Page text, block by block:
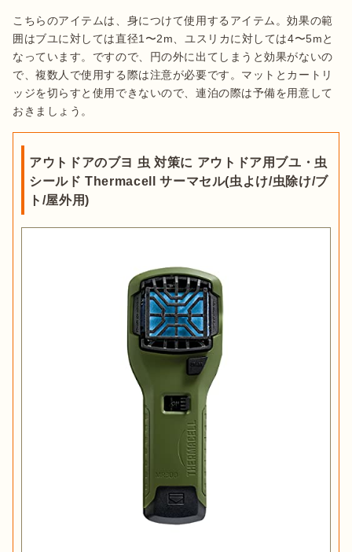
こちらのアイテムは、身につけて使用するアイテム。効果の範
囲はブユに対しては直径1〜2m、ユスリカに対しては4〜5mと
なっています。ですので、円の外に出てしまうと効果がないの
で、複数人で使用する際は注意が必要です。マットとカートリ
ッジを切らすと使用できないので、連泊の際は予備を用意して
おきましょう。
アウトドアのブヨ 虫 対策に アウトドア用ブユ・虫
シールド Thermacell サーマセル(虫よけ/虫除け/ブ
ト/屋外用)